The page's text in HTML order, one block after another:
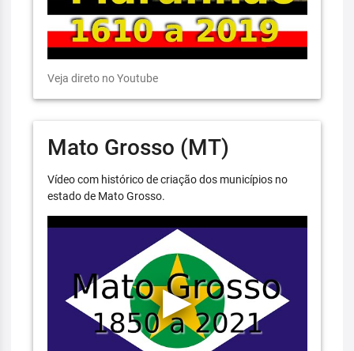
Veja direto no Youtube
Mato Grosso (MT)
Vídeo com histórico de criação dos municípios no
estado de Mato Grosso.